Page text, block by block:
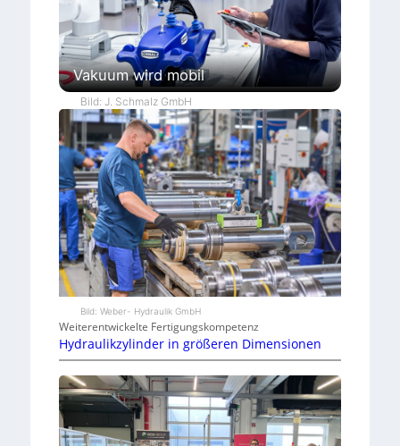
Vakuum wird mobil
Bild: J. Schmalz GmbH
Bild: Weber- Hydraulik GmbH
Weiterentwickelte Fertigungskompetenz
Hydraulikzylinder in größeren Dimensionen